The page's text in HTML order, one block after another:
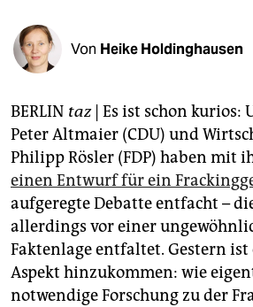
shop
fragen & hilfe
abo
genossenschaft
epaper login
Von Heike Holdinghausen
BERLIN taz| Es ist schon kurios:
Peter Altmaier (CDU) und
Philipp Rösler (FDP) haben mit
einen Entwurf für ein
aufgeregte Debatte entfacht –
allerdings vor einer
Faktenlage entfaltet. Gestern
Aspekt hinzukommen: wie
notwendige Forschung zu der